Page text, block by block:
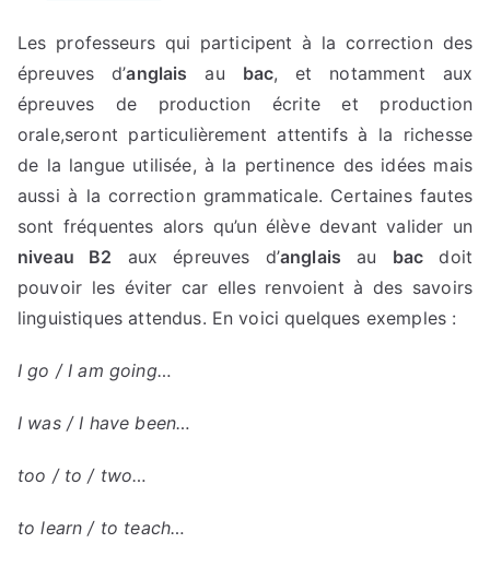
Les professeurs qui participent à la correction des
épreuves d’anglais au bac, et notamment aux
épreuves de production écrite et production
orale,seront particulièrement attentifs à la richesse
de la langue utilisée, à la pertinence des idées mais
aussi à la correction grammaticale. Certaines fautes
sont fréquentes alors qu’un élève devant valider un
niveau B2 aux épreuves d’anglais au bac doit
pouvoir les éviter car elles renvoient à des savoirs
linguistiques attendus. En voici quelques exemples :
I go / I am going…
I was / I have been…
too / to / two…
to learn / to teach…